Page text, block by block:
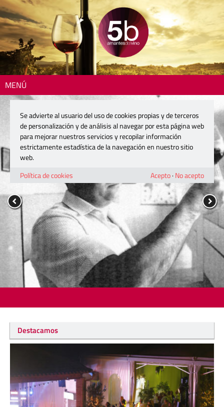
MENÚ
Destacamos
Se advierte al usuario del uso de cookies propias y de terceros
de personalización y de análisis al navegar por esta página web
para mejorar nuestros servicios y recopilar información
estrictamente estadística de la navegación en nuestro sitio
web.
Política de cookies
Acepto· No acepto